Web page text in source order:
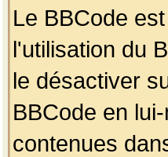
Le BBCode
l'utilisation du
le désactiver
BBCode en
contenues